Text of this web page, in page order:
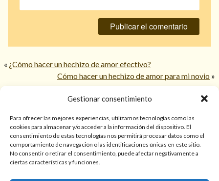
Gestionar consentimiento
Para ofrecer las mejores experiencias, utilizamos tecnologías como las
cookies para almacenar y/o acceder a la información del dispositivo. El
consentimiento de estas tecnologías nos permitirá procesar datos como el
comportamiento de navegación o las identificaciones únicas en este sitio.
No consentir o retirar el consentimiento, puede afectar negativamente a
ciertas características y funciones.
« ¿Cómo hacer un hechizo de amor efectivo?
Cómo hacer un hechizo de amor para mi novio »
Sólo para mayores de 18 años. Las lecturas de cartas, hechizos,
amarres, endulzamientos, videncias y predicciones tienen
finalidad de entretenimiento y/o ayuda personal. Estos